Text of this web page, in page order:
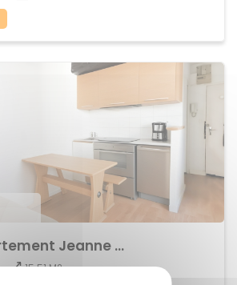
Achat Appartement Jeanne d'Arc
15.51 M2